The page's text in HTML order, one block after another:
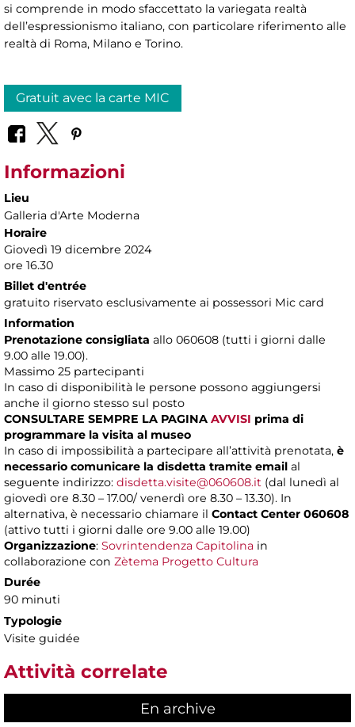
si comprende in modo sfaccettato la variegata realtà
dell’espressionismo italiano, con particolare riferimento alle
realtà di Roma, Milano e Torino.
Gratuit avec la carte MIC
Informazioni
Lieu
Galleria d'Arte Moderna
Horaire
Giovedì 19 dicembre 2024
ore 16.30
Billet d'entrée
gratuito riservato esclusivamente ai possessori Mic card
Information
Prenotazione consigliata allo 060608 (tutti i giorni dalle
9.00 alle 19.00).
Massimo 25 partecipanti
In caso di disponibilità le persone possono aggiungersi
anche il giorno stesso sul posto
CONSULTARE SEMPRE LA PAGINA AVVISI prima di
programmare la visita al museo
In caso di impossibilità a partecipare all’attività prenotata, è
necessario comunicare la disdetta tramite email al
seguente indirizzo: disdetta.visite@060608.it (dal lunedì al
giovedì ore 8.30 – 17.00/ venerdì ore 8.30 – 13.30). In
alternativa, è necessario chiamare il Contact Center 060608
(attivo tutti i giorni dalle ore 9.00 alle 19.00)
Organizzazione: Sovrintendenza Capitolina in
collaborazione con Zètema Progetto Cultura
Durée
90 minuti
Typologie
Visite guidée
Attività correlate
En archive